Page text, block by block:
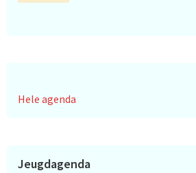
Hele agenda
Jeugdagenda